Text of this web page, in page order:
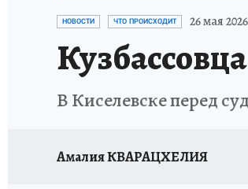
ЗАПОВЕДНАЯ РОССИЯ
НОВОСТИ ЧТО ПРОИСХОДИТ 26 мая
В Киселевске перед
Амалия КВАРАЦХЕЛИЯ